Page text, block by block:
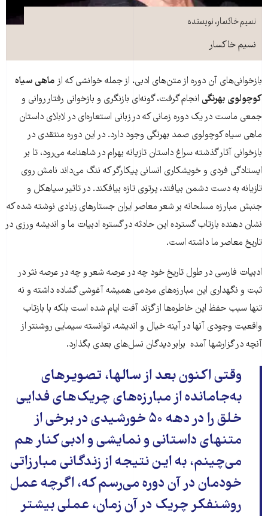
نسیم خاکسار، نویسنده
نسیم خاکسار
بازخوانی‌های آن دوره از متن‌های ادبی، از جمله خوانشی که از ماهی سیاه
کوچولوی بهرنگی انجام گرفت، گونه‌ای بازنگری و بازخوانی رفتار روانی و
جمعی ماست در یک دوره زمانی که در زبانی استعاره‌ای در لابلای داستان
ماهی سیاه کوچولوی صمد بهرنگی وجود دارد. در این دوره منتقدی در
بازخوانی آثار گذشته سراغ داستان تازیانه بهرام در شاهنامه می‌رود، تا بر
ایستادگی فردی و خویشکاری انسانی پیکارگر که ننگ می‌داند نامش روی
تازیانه به دست دشمن بیافتد، پرتوی تازه بیافکند. در تاثیر سیاهکل و
جنبش مبارزه مسلحانه بر شعر معاصر ایران جستارهای زیادی نوشته شده که
نشان دهنده بازتاب گسترده این حادثه در گستره ادبیات ما و اندیشه ورزی در
تاریخ معاصر ما داشته است.
ادبیات فارسی در طول تاریخ خود چه در عرصه شعر و چه در عرصه نثر در
ثبت و نگهداری این مبارزه‌های مردمی همیشه آغوشی گشاده داشته و نه
تنها سبب حفظ این خاطره‌ها از گزند آفت ایام شده است بلکه با بازتاب
واقعیت وجودی آنها در آینه خیال و اندیشه، توانسته سیمایی روشنتر از
آنچه در گزارشها آمده برابر دیدگان نسل‌های بعدی بگذارد.
وقتی اکنون بعد از سالها، تصویرهای
به‌جامانده از مبارزه‌های چریک‌های فدایی
خلق را در دهه ۵۰ خورشیدی در برخی از
متنهای داستانی و نمایشی و ادبی کنار هم
می‌چینم، به این نتیجه از زندگانی مبارزاتی
خودمان در آن دوره می‌رسم که، اگرچه عمل
روشنفکر چریک در آن زمان، عملی بیشتر